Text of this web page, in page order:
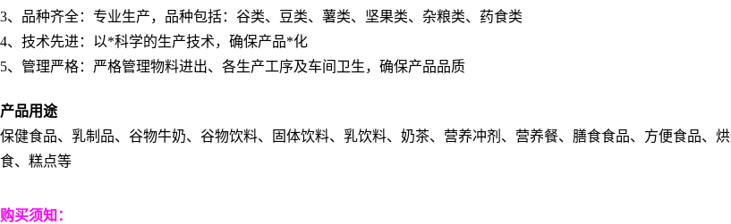
3、品种齐全：专业生产，品种包括：谷类、豆类、薯类、坚果类、杂粮类、药食类
4、技术先进：以*科学的生产技术，确保产品*化
5、管理严格：严格管理物料进出、各生产工序及车间卫生，确保产品品质
产品用途
保健食品、乳制品、谷物牛奶、谷物饮料、固体饮料、乳饮料、奶茶、营养冲剂、营养餐、膳食食品、方便食品、
食、糕点等
购买须知：